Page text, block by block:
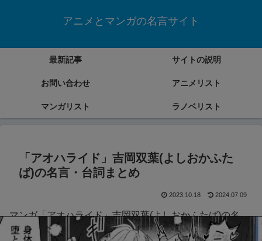
アニメとマンガの名言サイト
最新記事 サイトの説明
お問い合わせ アニメリスト
マンガリスト ラノベリスト
「アオハライド」吉岡双葉(よしおかふた
ば)の名言・台詞まとめ
2023.10.18 2024.07.09
マンガ「アオハライド」吉岡双葉(よしおかふたば)の名
言・台詞をまとめていきます。